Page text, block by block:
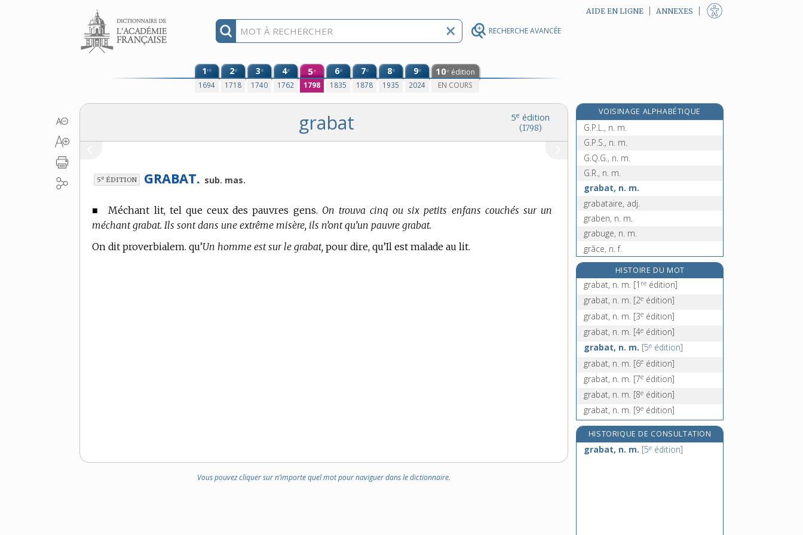
RECHERCHE AVANCÉE
Aller au contenu AIDE EN LIGNE ANNEXES
1re
1694
2e
1718
3e
1740
4e
1762
5e
1798
6e
1835
7e
1878
8e
1935
9e
2024
10e édition
EN COURS
5e édition
(1798)
grabat
5e ÉDITION GRABAT. sub. mas.
■ Méchant lit, tel que ceux des pauvres gens. On trouva cinq ou six petits enfans couchés sur un
méchant grabat. Ils sont dans une extrême misère, ils n’ont qu’un pauvre grabat.
On dit proverbialem. qu’Un homme est sur le grabat, pour dire, qu’Il est malade au lit.
Vous pouvez cliquer sur n’importe quel mot pour naviguer dans le dictionnaire.
VOISINAGE ALPHABÉTIQUE
goyavier, n. m.
G.P.L., n. m.
G.P.S., n. m.
G.Q.G., n. m.
G.R., n. m.
grabat, n. m.
grabataire, adj.
graben, n. m.
grabuge, n. m.
grâce, n. f.
graciable, adj.
gracier, v. tr.
gracieuser, v. tr.
gracieuseté, n. f.
HISTOIRE DU MOT
grabat, n. m. [1 re édition]
grabat, n. m. [2e édition]
grabat, n. m. [3e édition]
grabat, n. m. [4e édition]
grabat, n. m. [5e édition]
grabat, n. m. [6e édition]
grabat, n. m. [7e édition]
grabat, n. m. [8e édition]
grabat, n. m. [9e édition]
HISTORIQUE DE CONSULTATION
grabat, n. m. [5e édition]